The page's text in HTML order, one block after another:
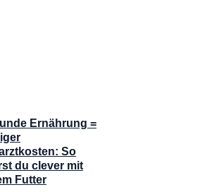
Ernährung =
So
du clever mit
Futter